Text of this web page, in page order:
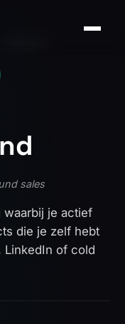
sales
waarbij je actief
die je zelf hebt
of cold